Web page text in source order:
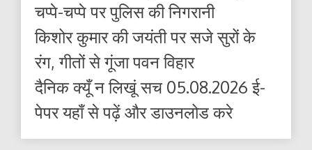
चप्पे-चप्पे पर पुलिस की निगरानी
किशोर कुमार की जयंती पर सजे सुरों के
रंग, गीतों से गूंजा पवन विहार
दैनिक क्यूँ न लिखूं सच 05.08.2026 ई-
पेपर यहाँ से पढ़ें और डाउनलोड करे